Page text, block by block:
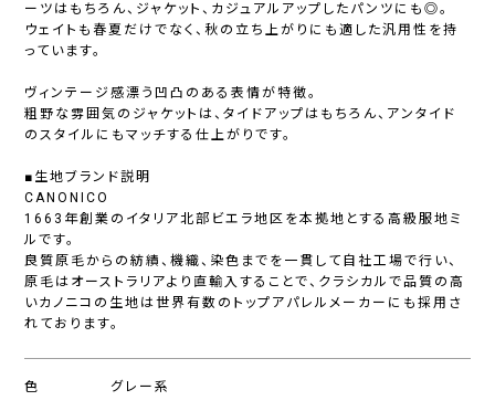
ーツはもちろん、ジャケット、カジュアルアップしたパンツにも◎。
ウェイトも春夏だけでなく、秋の立ち上がりにも適した汎用性を持
っています。
ヴィンテージ感漂う凹凸のある表情が特徴。
粗野な雰囲気のジャケットは、タイドアップはもちろん、アンタイド
のスタイルにもマッチする仕上がりです。
■生地ブランド説明
CANONICO
1663年創業のイタリア北部ビエラ地区を本拠地とする高級服地ミ
ルです。
良質原毛からの紡績、機織、染色までを一貫して自社工場で行い、
原毛はオーストラリアより直輸入することで、クラシカルで品質の高
いカノニコの生地は世界有数のトップアパレルメーカーにも採用さ
れております。
色 グレー系